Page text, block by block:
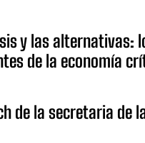
y las alternativas:
de la economía
de la secretaria de